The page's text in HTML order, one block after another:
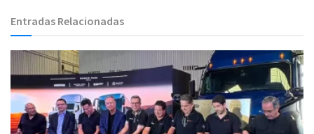
Entradas Relacionadas